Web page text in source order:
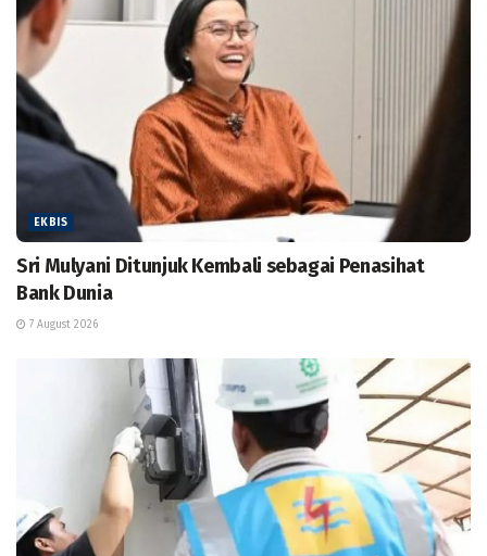
EKBIS
Sri Mulyani Ditunjuk Kembali sebagai Penasihat
Bank Dunia
7 August 2026